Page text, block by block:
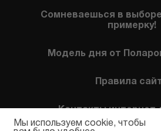
Сомневаешься в
примерку!
Модель дня от
Правила
Контакты интернет-
Мы используем cookie, чтобы